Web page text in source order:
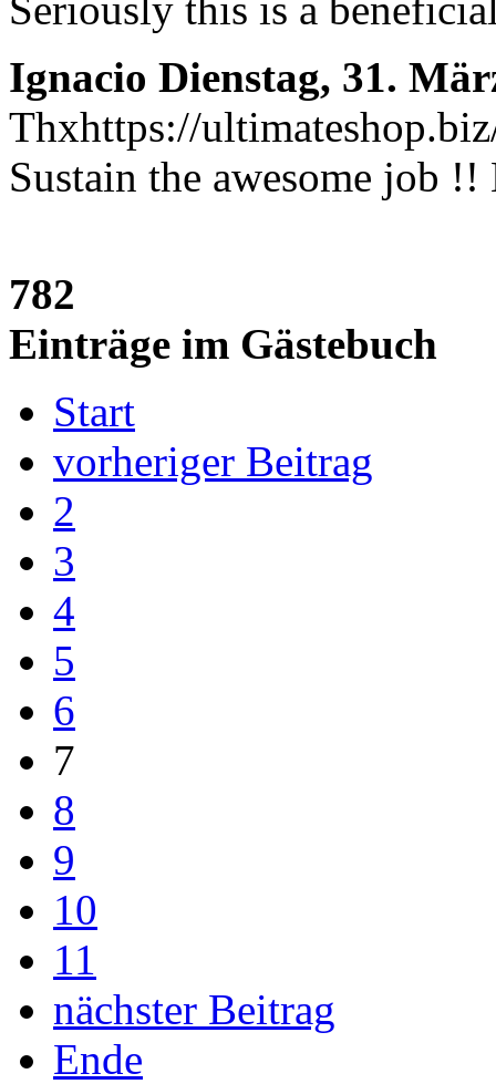
Ignacio Dienstag, 31.
Thxhttps://
Sustain the awesome job
782
Einträge im Gästebuch
Start
vorheriger Beitrag
2
3
4
5
6
7
8
9
10
11
nächster Beitrag
Ende